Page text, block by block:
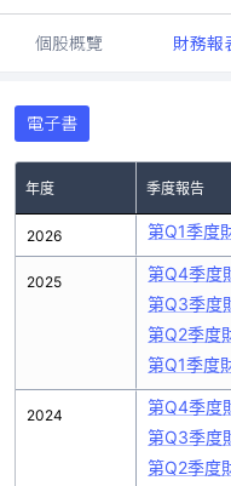
個股概覽 財務報
電子書
年度 季度報告
2026
2025
2024
第Q1季度
第Q4季度
第Q3季度
第Q2季度
第Q1季度
第Q4季度
第Q3季度
第Q2季度